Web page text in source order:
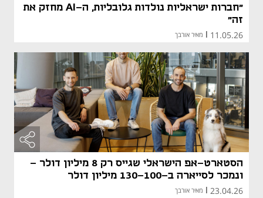
"חברות ישראליות נולדות גלובליות, ה-AI מחזק את
זה"
11.05.26 מאיר אורבך
הסטארט-אפ הישראלי שגייס רק 8 מיליון דולר -
ונמכר לסייארה ב-130-100 מיליון דולר
23.04.26
| מאיר אורבך